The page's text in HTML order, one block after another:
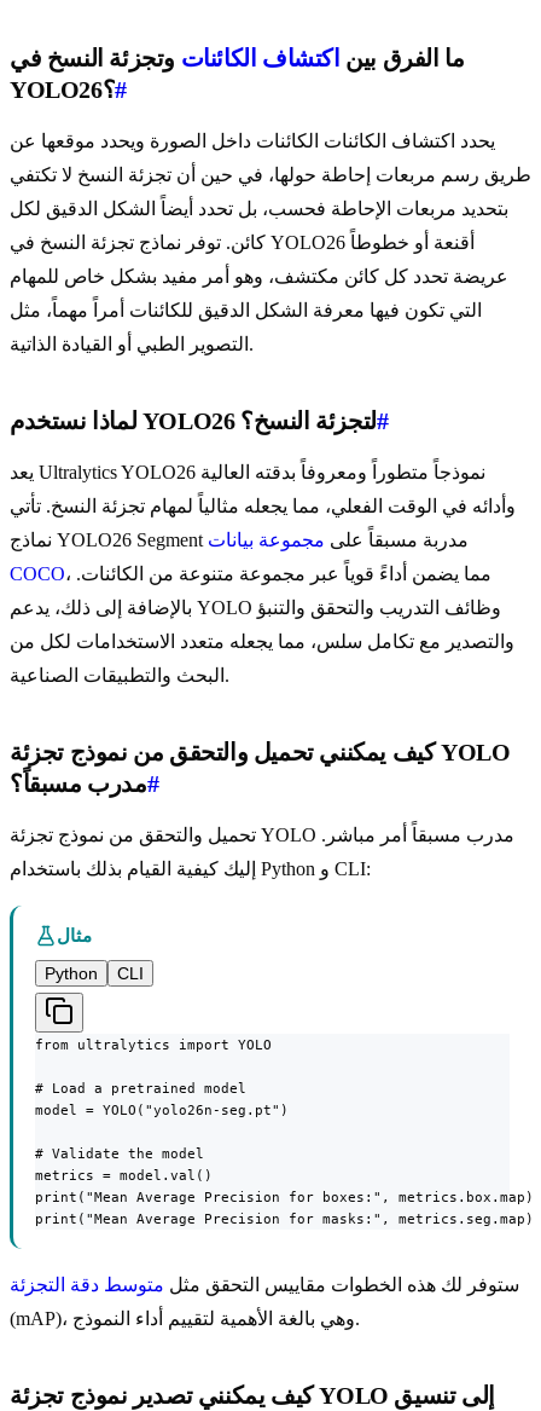
ما الفرق بين اكتشاف الكائنات وتجزئة النسخ في
YOLO26؟#
يحدد اكتشاف الكائنات الكائنات داخل الصورة ويحدد موقعها عن
طريق رسم مربعات إحاطة حولها، في حين أن تجزئة النسخ لا تكتفي
بتحديد مربعات الإحاطة فحسب، بل تحدد أيضاً الشكل الدقيق لكل
كائن. توفر نماذج تجزئة النسخ في YOLO26 أقنعة أو خطوطاً
عريضة تحدد كل كائن مكتشف، وهو أمر مفيد بشكل خاص للمهام
التي تكون فيها معرفة الشكل الدقيق للكائنات أمراً مهماً، مثل
التصوير الطبي أو القيادة الذاتية.
لماذا نستخدم YOLO26 لتجزئة النسخ؟#
يعد Ultralytics YOLO26 نموذجاً متطوراً ومعروفاً بدقته العالية
وأدائه في الوقت الفعلي، مما يجعله مثالياً لمهام تجزئة النسخ. تأتي
نماذج YOLO26 Segment مدربة مسبقاً على مجموعة بيانات
COCO، مما يضمن أداءً قوياً عبر مجموعة متنوعة من الكائنات.
بالإضافة إلى ذلك، يدعم YOLO وظائف التدريب والتحقق والتنبؤ
والتصدير مع تكامل سلس، مما يجعله متعدد الاستخدامات لكل من
البحث والتطبيقات الصناعية.
كيف يمكنني تحميل والتحقق من نموذج تجزئة YOLO
مدرب مسبقاً؟#
تحميل والتحقق من نموذج تجزئة YOLO مدرب مسبقاً أمر مباشر.
إليك كيفية القيام بذلك باستخدام Python و CLI:
مثال
Python
CLI
from ultralytics import YOLO
# Load a pretrained model
model = YOLO("yolo26n-seg.pt")
# Validate the model
metrics = model.val()
print("Mean Average Precision for boxes:", metrics.box.map)
print("Mean Average Precision for masks:", metrics.seg.map)
ستوفر لك هذه الخطوات مقاييس التحقق مثل متوسط دقة التجزئة
(mAP)، وهي بالغة الأهمية لتقييم أداء النموذج.
كيف يمكنني تصدير نموذج تجزئة YOLO إلى تنسيق